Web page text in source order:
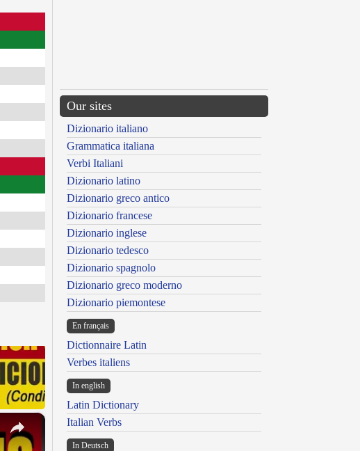
×
Our sites
Dizionario italiano
Grammatica italiana
Verbi Italiani
Dizionario latino
Dizionario greco antico
Dizionario francese
Dizionario inglese
Dizionario tedesco
Dizionario spagnolo
Dizionario greco moderno
Dizionario piemontese
En français
Dictionnaire Latin
Verbes italiens
In english
Latin Dictionary
Italian Verbs
In Deutsch